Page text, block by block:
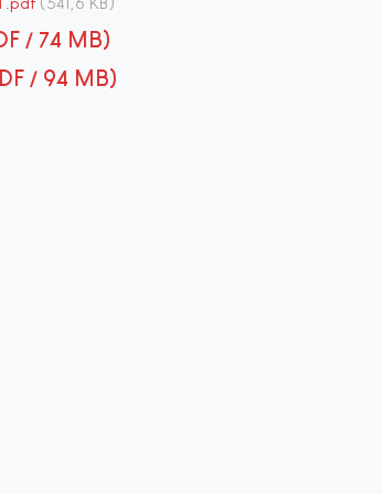
/ 74 MB)
/ 94 MB)